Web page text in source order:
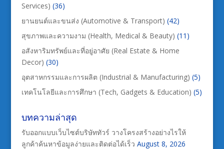
Services) (36)
ยานยนต์และขนส่ง (Automotive & Transport) (42)
สุขภาพและความงาม (Health, Medical & Beauty) (11)
อสังหาริมทรัพย์และที่อยู่อาศัย (Real Estate & Home
Decor) (30)
อุตสาหกรรมและการผลิต (Industrial & Manufacturing) (5)
เทคโนโลยีและการศึกษา (Tech, Gadgets & Education) (5)
บทความล่าสุด
รับออกแบบเว็บไซต์บริษัททัวร์ วางโครงสร้างอย่างไรให้
ลูกค้าค้นหาข้อมูลง่ายและติดต่อได้เร็ว August 8, 2026